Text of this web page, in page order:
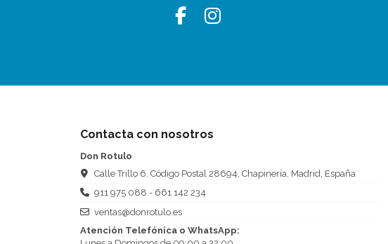
Contacta con nosotros
Don Rotulo
Calle Trillo 6. Código Postal 28694, Chapinería, Madrid, España
911 975 088 - 661 142 234
ventas@donrotulo.es
Atención Telefónica o WhatsApp: